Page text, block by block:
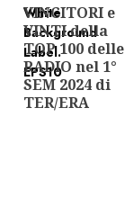
Articolo
successivo:
VINCITORI e
VINTI della
TOP 100 delle
RADIO nel 1°
SEM 2024 di
TER/ERA